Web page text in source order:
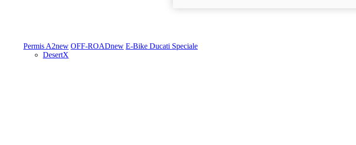
Permis A2new OFF-ROADnew E-Bike Ducati Speciale
DesertX